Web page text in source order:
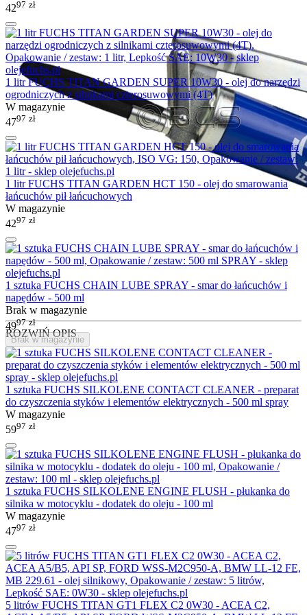
ROZWIŃ OPIS
4297 zł
1 litr FUCHS TITAN GARDEN SUPER 10W30 - olej do narzędzi
ogrodniczych z silnikami czterosuwowymi (4T)
W magazynie
4797 zł
1 litr FUCHS TITAN GARDEN HCT 150 - olej do smarowania
łańcuchów pił łańcuchowych
W magazynie
4297 zł
1 sztuka FUCHS CHAIN LUBE SPRAY - smar do łańcuchów i
napędów - 500 ml
Brak w magazynie
4997 zł
Brak w magazynie
1 sztuka FUCHS SILKOLENE CONTACT CLEANER - preparat
do czyszczenia styków i elementów elektrycznych - 500 ml spray
W magazynie
5997 zł
1 sztuka FUCHS SILKOLENE ENGINE FLUSH - płukanka do
silnika w motocyklu - dodatek do oleju - 100 ml
W magazynie
4797 zł
5 litrów FUCHS TITAN GT1 FLEX C2 0W30 - ACEA C2,